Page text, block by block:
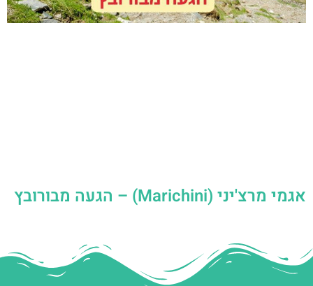
אגמי מרצ'יני (Marichini) – הגעה מבורובץ